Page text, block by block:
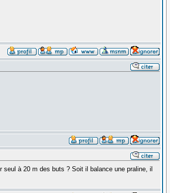
à 20 m des buts ? Soit il balance une praline, il